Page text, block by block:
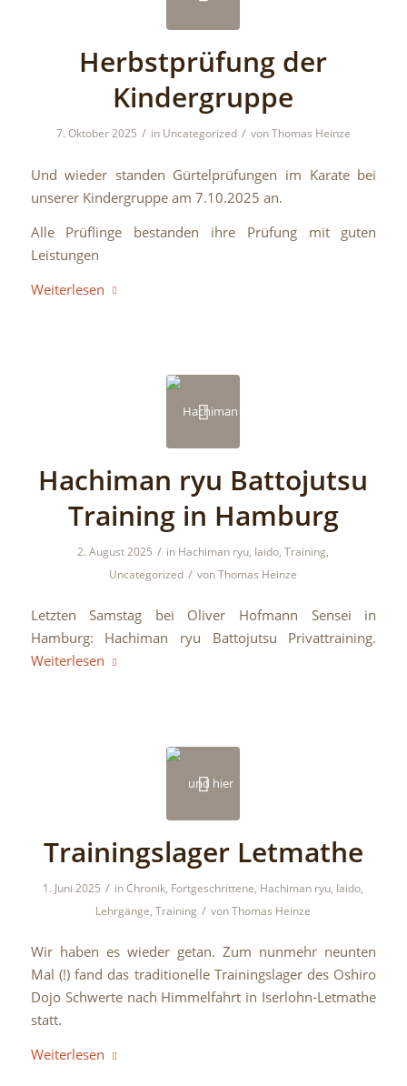
Herbstprüfung der
Kindergruppe
7. Oktober 2025 / in Uncategorized / vonThomas Heinze
Und wieder standen Gürtelprüfungen im Karate bei
unserer Kindergruppe am 7.10.2025 an.
Alle Prüflinge bestanden ihre Prüfung mit guten
Leistungen
Weiterlesen
Hachiman ryu Battojutsu
Training in Hamburg
2. August 2025 / in Hachiman ryu, Iaido,Training,
Uncategorized / vonThomas Heinze
Letzten Samstag bei Oliver Hofmann Sensei in
Hamburg: Hachiman ryu Battojutsu Privattraining.
Weiterlesen
Trainingslager Letmathe
1. Juni 2025 / inChronik, Fortgeschrittene, Hachiman ryu, Iaido,
Lehrgänge,Training / vonThomas Heinze
Wir haben es wieder getan. Zum nunmehr neunten
Mal (!) fand das traditionelle Trainingslager des Oshiro
Dojo Schwerte nach Himmelfahrt in Iserlohn-Letmathe
statt.
Weiterlesen